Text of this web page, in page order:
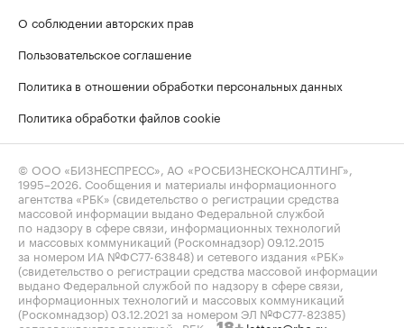
О соблюдении авторских прав
Пользовательское соглашение
Политика в отношении обработки персональных данных
Политика обработки файлов cookie
© ООО «БИЗНЕСПРЕСС», АО «РОСБИЗНЕСКОНСАЛТИНГ»,
1995–2026 . Сообщения и материалы информационного
агентства «РБК» (свидетельство о регистрации средства
массовой информации выдано Федеральной службой
по надзору в сфере связи, информационных технологий
и массовых коммуникаций (Роскомнадзор) 09.12.2015
за номером ИА №ФС77-63848) и сетевого издания «РБК»
(свидетельство о регистрации средства массовой информации
выдано Федеральной службой по надзору в сфере связи,
информационных технологий и массовых коммуникаций
(Роскомнадзор) 03.12.2021 за номером ЭЛ №ФС77-82385)